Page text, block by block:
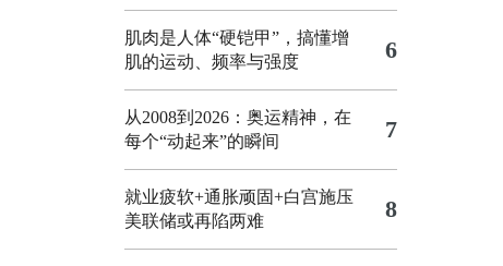
肌肉是人体“硬铠甲”，搞懂增
肌的运动、频率与强度
6
从2008到2026：奥运精神，在
每个“动起来”的瞬间
7
就业疲软+通胀顽固+白宫施压
美联储或再陷两难
8